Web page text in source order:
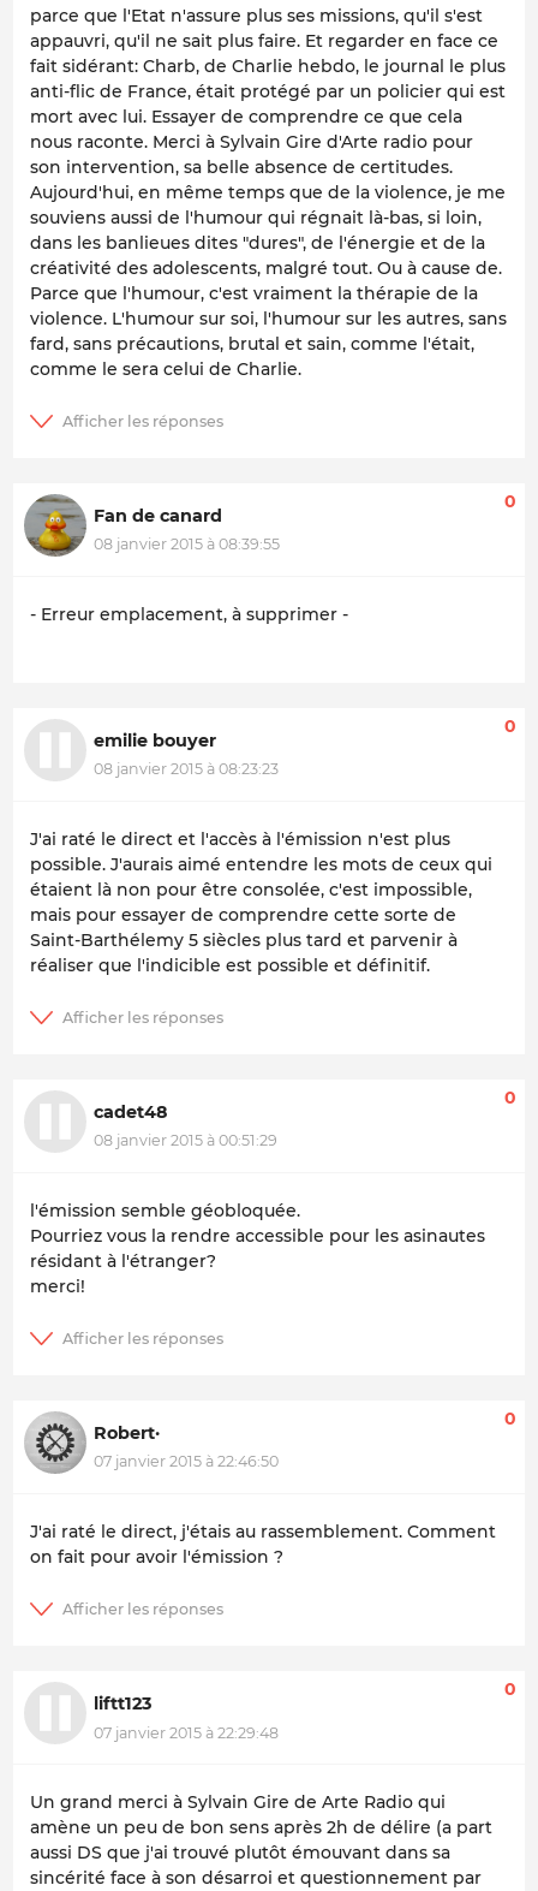
parce que l'Etat n'assure plus ses missions, qu'il s'est
appauvri, qu'il ne sait plus faire. Et regarder en face ce
fait sidérant: Charb, de Charlie hebdo, le journal le plus
anti-flic de France, était protégé par un policier qui est
mort avec lui. Essayer de comprendre ce que cela
nous raconte. Merci à Sylvain Gire d'Arte radio pour
son intervention, sa belle absence de certitudes.
Aujourd'hui, en même temps que de la violence, je me
souviens aussi de l'humour qui régnait là-bas, si loin,
dans les banlieues dites "dures", de l'énergie et de la
créativité des adolescents, malgré tout. Ou à cause de.
Parce que l'humour, c'est vraiment la thérapie de la
violence. L'humour sur soi, l'humour sur les autres, sans
fard, sans précautions, brutal et sain, comme l'était,
comme le sera celui de Charlie.
Fan de canard
08 janvier 2015 à 08:39:55
0
- Erreur emplacement, à supprimer -
emilie bouyer
08 janvier 2015 à 08:23:23
0
J'ai raté le direct et l'accès à l'émission n'est plus
possible. J'aurais aimé entendre les mots de ceux qui
étaient là non pour être consolée, c'est impossible,
mais pour essayer de comprendre cette sorte de
Saint-Barthélemy 5 siècles plus tard et parvenir à
réaliser que l'indicible est possible et définitif.
cadet48
08 janvier 2015 à 00:51:29
0
l'émission semble géobloquée.
Pourriez vous la rendre accessible pour les asinautes
résidant à l'étranger?
merci!
Robert·
07 janvier 2015 à 22:46:50
0
J'ai raté le direct, j'étais au rassemblement. Comment
on fait pour avoir l'émission ?
liftt123
07 janvier 2015 à 22:29:48
0
Un grand merci à Sylvain Gire de Arte Radio qui
amène un peu de bon sens après 2h de délire (a part
aussi DS que j'ai trouvé plutôt émouvant dans sa
sincérité face à son désarroi et questionnement par